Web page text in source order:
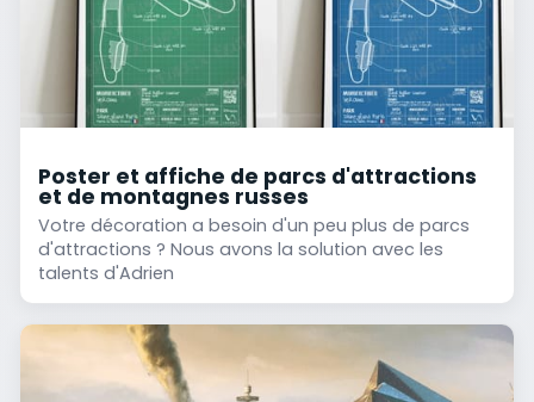
Poster et affiche de parcs d'attractions
et de montagnes russes
Votre décoration a besoin d'un peu plus de parcs
d'attractions ? Nous avons la solution avec les
talents d'Adrien